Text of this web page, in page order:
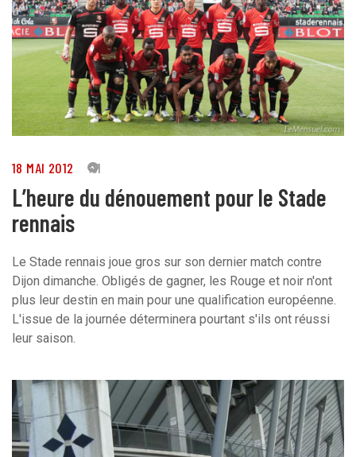
18 MAI 2012 31
L’heure du dénouement pour le Stade
rennais
Le Stade rennais joue gros sur son dernier match contre
Dijon dimanche. Obligés de gagner, les Rouge et noir n'ont
plus leur destin en main pour une qualification européenne.
L'issue de la journée déterminera pourtant s'ils ont réussi
leur saison.